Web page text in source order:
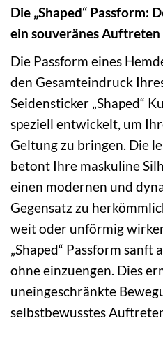
Die „Shaped“ Passform:
ein souveränes Auftreten
Die Passform eines
den Gesamteindruck
Seidensticker „Shaped“
speziell entwickelt, um
Geltung zu bringen. Die
betont Ihre maskuline
einen modernen und
Gegensatz zu
weit oder unförmig
„Shaped“ Passform sanft
ohne einzuengen. Dies
uneingeschränkte
selbstbewusstes